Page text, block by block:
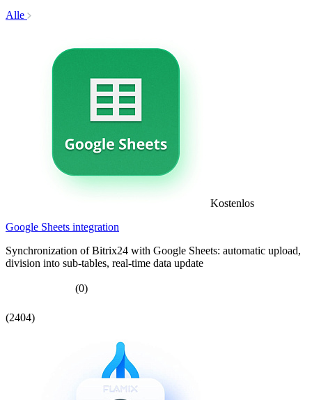
Alle
Kostenlos
Google Sheets integration
Synchronization of Bitrix24 with Google Sheets: automatic upload,
division into sub-tables, real-time data update
(0)
(2404)